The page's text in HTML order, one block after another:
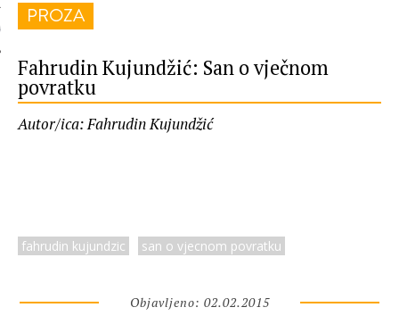
PROZA
Fahrudin Kujundžić: San o vječnom
povratku
Autor/ica: Fahrudin Kujundžić
fahrudin kujundzic san o vjecnom povratku
Objavljeno: 02.02.2015